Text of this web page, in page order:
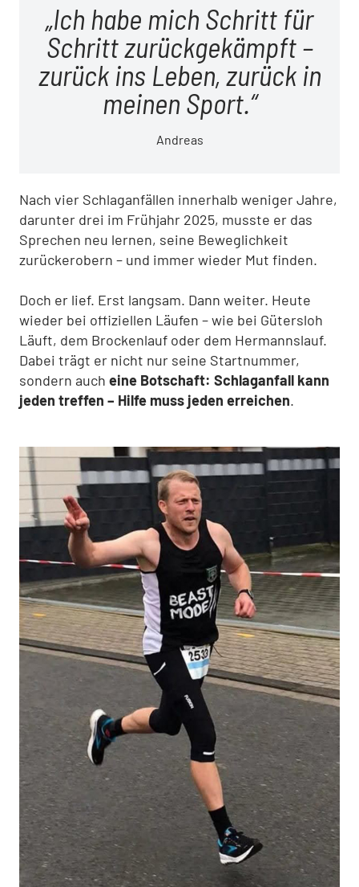
Ich habe mich Schritt für
Schritt zurückgekämpft –
zurück ins Leben, zurück in
meinen Sport.
Andreas
Nach vier Schlaganfällen innerhalb weniger Jahre,
darunter drei im Frühjahr 2025, musste er das
Sprechen neu lernen, seine Beweglichkeit
zurückerobern – und immer wieder Mut finden.
Doch er lief. Erst langsam. Dann weiter. Heute
wieder bei offiziellen Läufen – wie bei Gütersloh
Läuft, dem Brockenlauf oder dem Hermannslauf.
Dabei trägt er nicht nur seine Startnummer,
sondern auch eine Botschaft: Schlaganfall kann
jeden treffen – Hilfe muss jeden erreichen.